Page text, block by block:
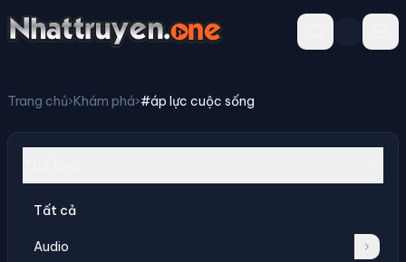
Trang chủ›Khám phá›#áp lực cuộc sống
Tất cả
Audio